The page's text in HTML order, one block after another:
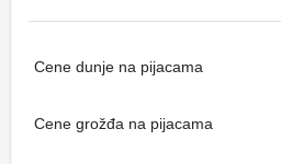
Cene dunje na pijacama
Cene grožđa na pijacama